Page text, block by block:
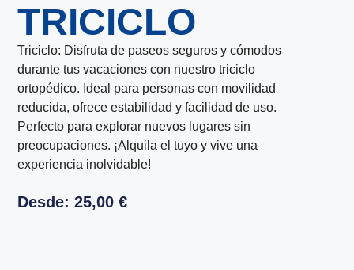
TRICICLO
Triciclo: Disfruta de paseos seguros y cómodos
durante tus vacaciones con nuestro triciclo
ortopédico. Ideal para personas con movilidad
reducida, ofrece estabilidad y facilidad de uso.
Perfecto para explorar nuevos lugares sin
preocupaciones. ¡Alquila el tuyo y vive una
experiencia inolvidable!
Desde:25,00€